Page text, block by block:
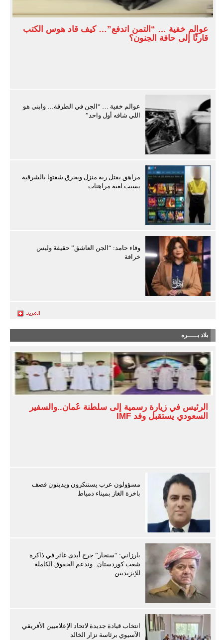
عوالم خفية … “التمن اتدفع”… كيف قاد هوس الكتب
قارئًا إلى حافة الجنون؟
عوالم خفية … “الجن في الطرقة… وابني هو
اللي شافه أول واحد”
مراهق يقتل ربة منزل ويحرق شقتها بالشرقية
بسبب لعبة مراهنات
وفاء حامد: “الجن العاشق” حقيقة وليس
خرافة
بلاد بـــــره
الرئيس في زيارة رسمية إلى سلطنة عُمان..والسفير
السعودي يستقبل وفد IMF
مسؤولون عرب يستنكرون ويدينون قصف
باخرة الغاز بميناء دمياط
بارزاني: “سنجار” جرح أبدى غائر في ذاكرة
شعب كوردستان.. وندعم الحقوق الكاملة
للإيزيديين
انتخاب قيادة جديدة لاتحاد الإعلاميين الأفريقي
الآسيوي برئاسة نزار الخالد